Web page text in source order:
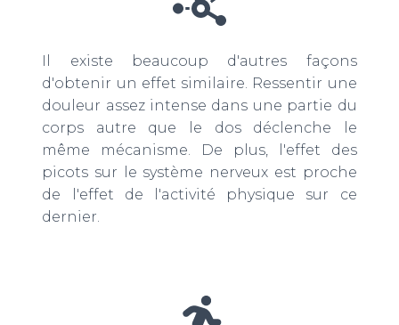
Il existe beaucoup d'autres façons
d'obtenir un effet similaire. Ressentir une
douleur assez intense dans une partie du
corps autre que le dos déclenche le
même mécanisme. De plus, l'effet des
picots sur le système nerveux est proche
de l'effet de l'activité physique sur ce
dernier.